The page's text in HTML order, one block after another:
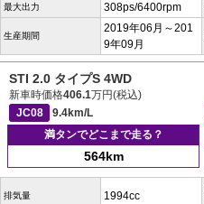
最大出力 308ps/6400rpm
生産期間
2019年06月～201
9年09月
STI 2.0 タイプS 4WD
新車時価格406.1万円(税込)
JC08
9.4km/L
満タンでどこまで走る？
564km
排気量 1994cc